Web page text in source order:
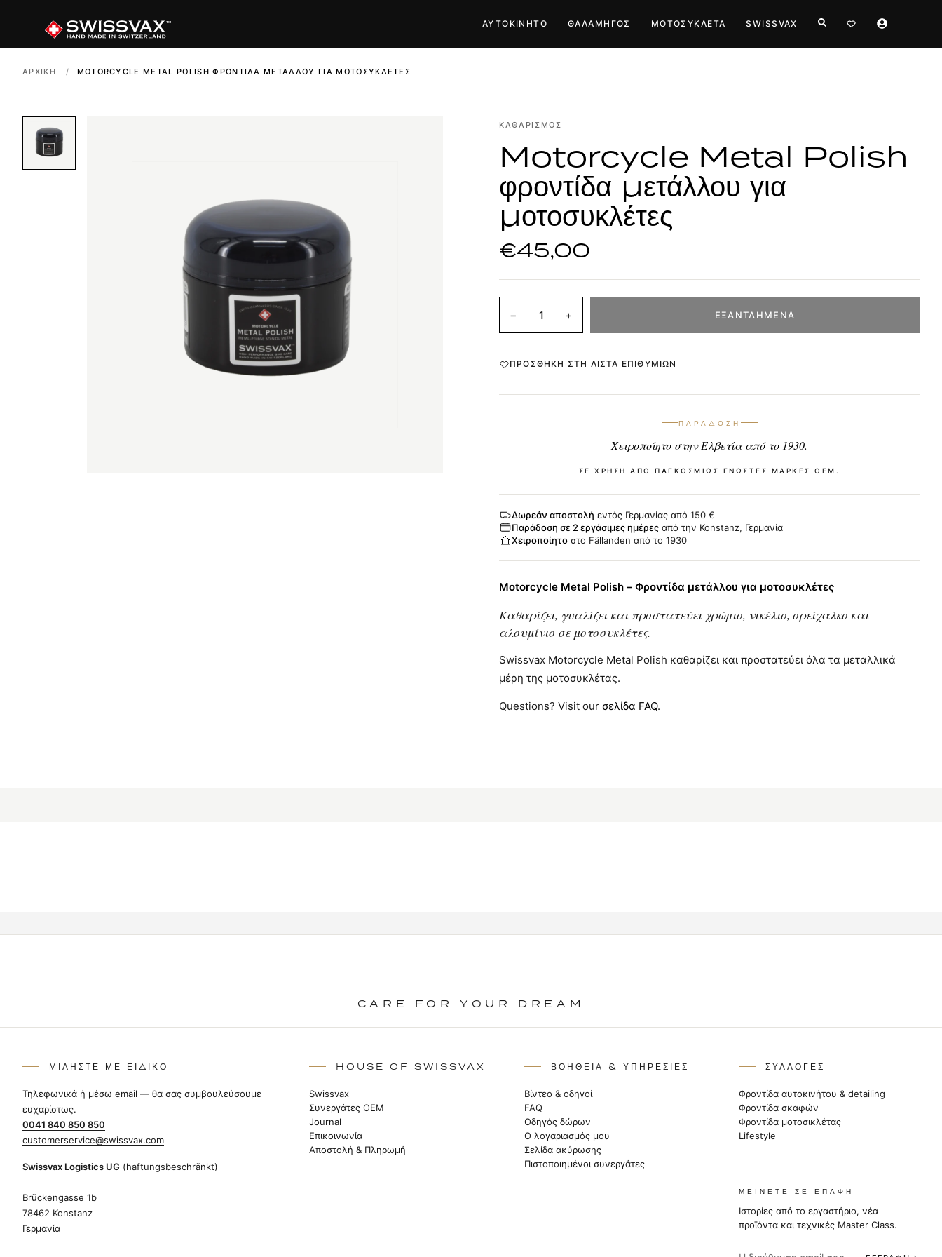
ΑΥΤΟΚΊΝΗΤΟ ΘΑΛΑΜΗΓΌΣ ΜΟΤΟΣΥΚΛΈΤΑ SWISSVAX
ΑΡΧΙΚΉ / MOTORCYCLE METAL POLISH ΦΡΟΝΤΊΔΑ ΜΕΤΆΛΛΟΥ ΓΙΑ ΜΟΤΟΣΥΚΛΈΤΕΣ
ΚΑΘΑΡΙΣΜΌΣ
Motorcycle Metal Polish
φροντίδα μετάλλου για
μοτοσυκλέτες
€45,00
− + ΕΞΑΝΤΛΗΜΈΝΑ
ΠΡΟΣΘΉΚΗ ΣΤΗ ΛΊΣΤΑ ΕΠΙΘΥΜΙΏΝ
ΠΑΡΆΔΟΣΗ
Χειροποίητο στην Ελβετία από το 1930.
ΣΕ ΧΡΉΣΗ ΑΠΌ ΠΑΓΚΟΣΜΊΩΣ ΓΝΩΣΤΈΣ ΜΆΡΚΕΣ OEM.
Δωρεάν αποστολή εντός Γερμανίας από 150 €
Παράδοση σε 2 εργάσιμες ημέρες από την Konstanz, Γερμανία
Χειροποίητο στο Fällanden από το 1930
Motorcycle Metal Polish – Φροντίδα μετάλλου για μοτοσυκλέτες
Καθαρίζει, γυαλίζει και προστατεύει χρώμιο, νικέλιο, ορείχαλκο και
αλουμίνιο σε μοτοσυκλέτες.
Swissvax Motorcycle Metal Polish καθαρίζει και προστατεύει όλα τα μεταλλικά
μέρη της μοτοσυκλέτας.
Questions? Visit our σελίδα FAQ.
CARE FOR YOUR DREAM
ΜΙΛΉΣΤΕ ΜΕ ΕΙΔΙΚΌ
Τηλεφωνικά ή μέσω email — θα σας συμβουλεύσουμε
ευχαρίστως.
0041 840 850 850
customerservice@swissvax.com
Swissvax Logistics UG (haftungsbeschränkt)
Brückengasse 1b
78462 Konstanz
Γερμανία
HOUSE OF SWISSVAX
Swissvax
Συνεργάτες OEM
Journal
Επικοινωνία
Αποστολή & Πληρωμή
ΒΟΉΘΕΙΑ & ΥΠΗΡΕΣΊΕΣ
Βίντεο & οδηγοί
FAQ
Οδηγός δώρων
Ο λογαριασμός μου
Σελίδα ακύρωσης
Πιστοποιημένοι συνεργάτες
ΣΥΛΛΟΓΈΣ
Φροντίδα αυτοκινήτου & detailing
Φροντίδα σκαφών
Φροντίδα μοτοσικλέτας
Lifestyle
ΜΕΊΝΕΤΕ ΣΕ ΕΠΑΦΉ
Ιστορίες από το εργαστήριο, νέα
προϊόντα και τεχνικές Master Class.